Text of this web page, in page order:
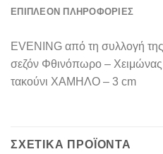
ΕΠΙΠΛΈΟΝ ΠΛΗΡΟΦΟΡΊΕΣ
EVENING από τη συλλογή
σεζόν Φθινόπωρο –
τακούνι ΧΑΜΗΛΟ – 3 cm
ΣΧΕΤΙΚΆ ΠΡΟΪΌΝΤΑ